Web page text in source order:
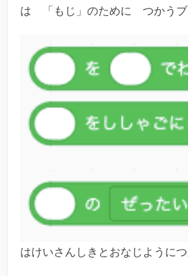
は 「もじ」のために つかうブ
はけいさんしきとおなじようにつ